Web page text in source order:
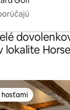
lokalite
hosťami
hosťami